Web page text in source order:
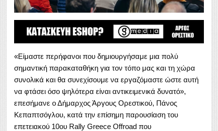
«Είμαστε περήφανοι που δημιουργήσαμε μια πολύ
σημαντική παρακαταθήκη για τον τόπο μας και τη χώρα
συνολικά και θα συνεχίσουμε να εργαζόμαστε ώστε αυτή
να φτάσει όσο ψηλότερα είναι αντικειμενικά δυνατό»,
επεσήμανε ο Δήμαρχος Άργους Ορεστικού, Πάνος
Κεπαπτσόγλου, κατά την επίσημη παρουσίαση του
επετειακού 10ου Rally Greece Offroad που